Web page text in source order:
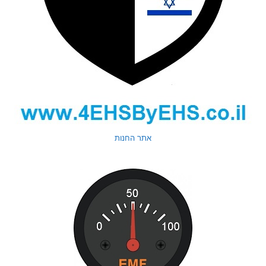
אתר החנות